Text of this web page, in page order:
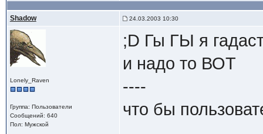
Shadow 24.03.2003 10:30
Lonely_Raven
Группа: Пользователи
Сообщений: 640
Пол: Мужской
;D Гы ГЫ я
и надо то ВОТ
----
что бы